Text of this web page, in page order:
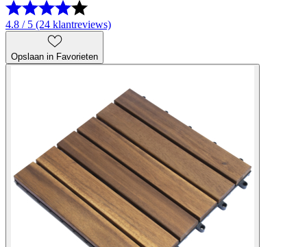
4.8 / 5 (24 klantreviews)
Opslaan in Favorieten